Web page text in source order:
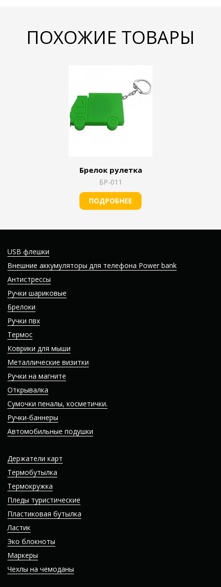
ПОХОЖИЕ ТОВАРЫ
Брелок рулетка
БР-011
ПОДРОБНЕЕ
USB флешки
Внешние аккумуляторы для телефона Power bank
Антистрессы
Ручки шариковые
Брелоки
Ручки пвх
Термос
Коврики для мыши
Металлические визитки
Ручки на магните
Открывалка
Сумочки пеналы, косметички.
Ручки-баннеры
Автомобильные подушки
Держатели карт
Термобутылка
Термокружка
Пледы туристические
Пластиковая бутылка
Ластик
Эко блокноты
Маркеры
Чехлы на чемоданы